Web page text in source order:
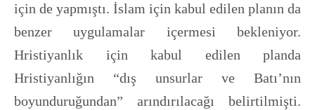
için de yapmıştı. İslam için kabul edilen planın da
benzer uygulamalar içermesi bekleniyor.
Hristiyanlık için kabul edilen planda
Hristiyanlığın “dış unsurlar ve Batı’nın
boyunduruğundan” arındırılacağı belirtilmişti.